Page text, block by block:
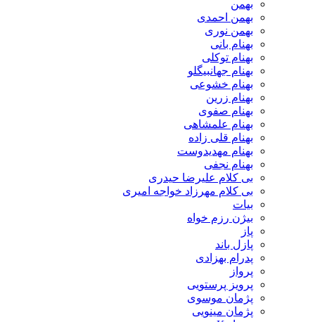
بهمن
بهمن احمدی
بهمن نوری
بهنام بانی
بهنام توکلی
بهنام جهانبیگلو
بهنام خشوعی
بهنام زرین
بهنام صفوی
بهنام علمشاهی
بهنام قلی زاده
بهنام مهدیدوست
بهنام نجفی
بی کلام علیرضا حیدری
بی کلام مهرزاد خواجه امیری
بیات
بیژن رزم خواه
پاز
پازل باند
پدرام بهزادی
پرواز
پرویز پرستویی
پژمان موسوی
پژمان مینویی